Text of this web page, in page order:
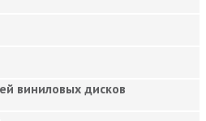
виниловых дисков